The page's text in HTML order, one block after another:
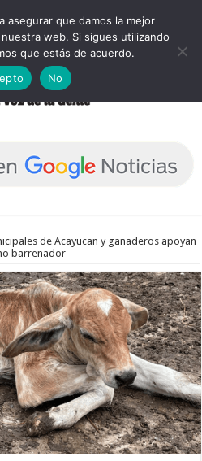
de Acayucan y ganaderos apoyan
barrenador
asegurar que damos la mejor
web. Si sigues utilizando
que estás de acuerdo.
No